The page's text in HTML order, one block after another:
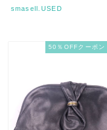
smasell.USED
50％OFFクーポン